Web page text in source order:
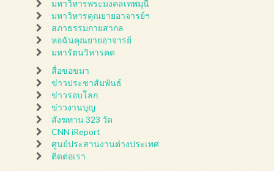
มหาวิหารพระมงคลเทพมุนี
มหาวิหารคุณยายอาจารย์ฯ
สภาธรรมกายสากล
หอฉันคุณยายอาจารย์
มหารัตนวิหารคด
สื่อขอขมา
ข่าวประชาสัมพันธ์
ข่าวรอบโลก
ข่าวงานบุญ
สังฆทาน 323 วัด
CNN iReport
ศูนย์ประสานงานต่างประเทศ
ติดต่อเรา